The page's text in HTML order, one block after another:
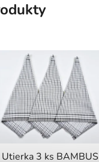
Utierka 3 ks BAMBUS